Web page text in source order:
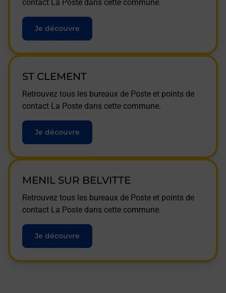
contact La Poste dans cette commune.
Je découvre
ST CLEMENT
Retrouvez tous les bureaux de Poste et points de
contact La Poste dans cette commune.
Je découvre
MENIL SUR BELVITTE
Retrouvez tous les bureaux de Poste et points de
contact La Poste dans cette commune.
Je découvre